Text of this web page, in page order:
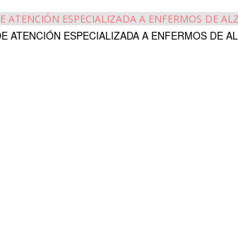
ATENCIÓN ESPECIALIZADA A ENFERMOS DE
ATENCIÓN ESPECIALIZADA A ENFERMOS DE